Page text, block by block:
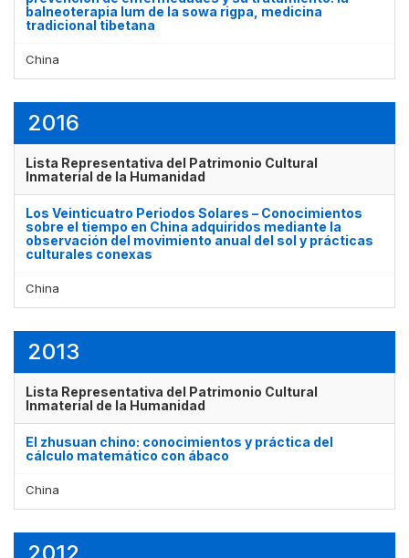
balneoterapia lum de la sowa rigpa, medicina
tradicional tibetana
China
2016
Lista Representativa del Patrimonio Cultural
Inmaterial de la Humanidad
Los Veinticuatro Periodos Solares – Conocimientos
sobre el tiempo en China adquiridos mediante la
observación del movimiento anual del sol y prácticas
culturales conexas
China
2013
Lista Representativa del Patrimonio Cultural
Inmaterial de la Humanidad
El zhusuan chino: conocimientos y práctica del
cálculo matemático con ábaco
China